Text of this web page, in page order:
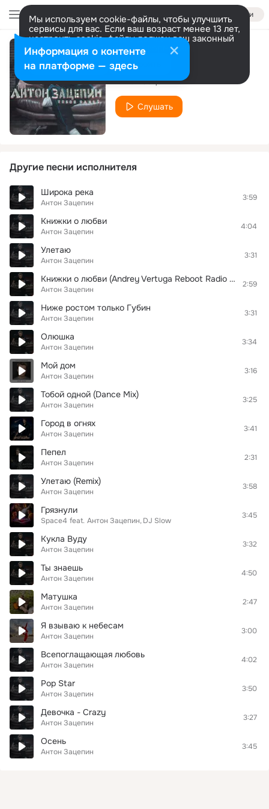
Войти
Мы используем cookie-файлы, чтобы улучшить
сервисы для вас. Если ваш возраст менее 13 лет,
настроить cookie-файлы должен ваш законный
представитель. Больше информации
Разрешить все Настроить
Антон Зацепин
Слушать
Другие песни исполнителя
Широка река
Антон Зацепин
3:59
Книжки о любви
Антон Зацепин
4:04
Улетаю
Антон Зацепин
3:31
Книжки о любви (Andrey Vertuga Reboot Radio Edit)
Антон Зацепин
2:59
Ниже ростом только Губин
Антон Зацепин
3:31
Олюшка
Антон Зацепин
3:34
Мой дом
Антон Зацепин
3:16
Тобой одной (Dance Mix)
Антон Зацепин
3:25
Город в огнях
Антон Зацепин
3:41
Пепел
Антон Зацепин
2:31
Улетаю (Remix)
Антон Зацепин
3:58
Грязнули
Space4 feat. Антон Зацепин DJ Slow
3:45
Кукла Вуду
Антон Зацепин
3:32
Ты знаешь
Антон Зацепин
4:50
Матушка
Антон Зацепин
2:47
Я взываю к небесам
Антон Зацепин
3:00
Всепоглащающая любовь
Антон Зацепин
4:02
Pop Star
Антон Зацепин
3:50
Девочка - Crazy
Антон Зацепин
3:27
Осень
Антон Зацепин
3:45
Информация о контенте
на платформе — здесь